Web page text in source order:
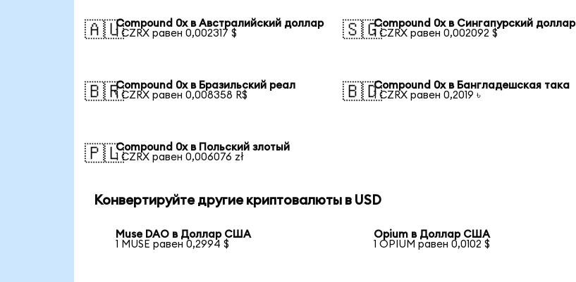
🇦🇺Compound 0x в Австралийский доллар
1 CZRX равен 0,002317 $
🇸🇬Compound 0x в Сингапурский доллар
1 CZRX равен 0,002092 $
🇧🇷Compound 0x в Бразильский реал
1 CZRX равен 0,008358 R$
🇧🇩Compound 0x в Бангладешская така
1 CZRX равен 0,2019 ৳
🇵🇱Compound 0x в Польский злотый
1 CZRX равен 0,006076 zł
Конвертируйте другие криптовалюты в USD
Muse DAO в Доллар США
1 MUSE равен 0,2994 $
Opium в Доллар США
1 OPIUM равен 0,0102 $